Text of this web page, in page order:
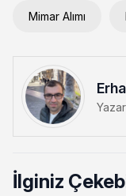
Mimar Alımı
Yazar
İlginiz